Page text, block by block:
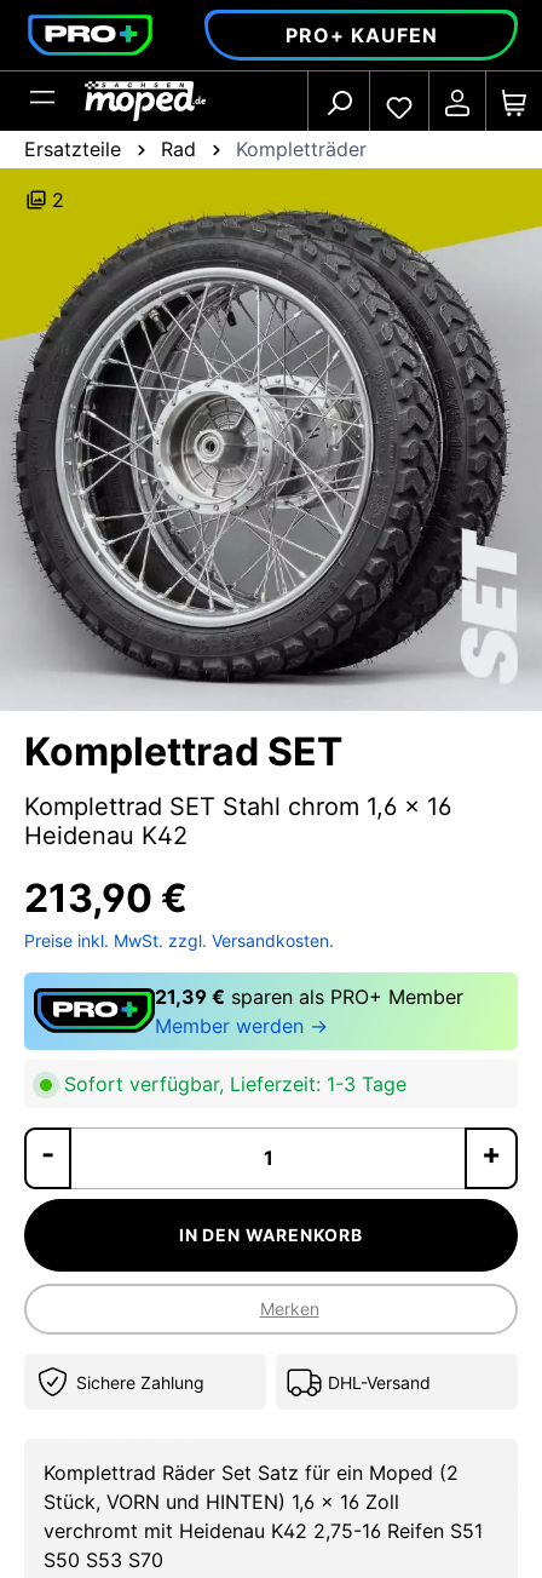
springen PRO+ KAUFEN
Ersatzteile Rad Kompletträder
2
Komplettrad SET
Komplettrad SET Stahl chrom 1,6 x 16
Heidenau K42
213,90 €
Preise inkl. MwSt. zzgl. Versandkosten.
21,39 € sparen als PRO+ Member
Member werden →
Sofort verfügbar, Lieferzeit: 1-3 Tage
IN DEN WARENKORB
Merken
Sichere Zahlung DHL-Versand
Komplettrad Räder Set Satz für ein Moped (2
Stück, VORN und HINTEN) 1,6 x 16 Zoll
verchromt mit Heidenau K42 2,75-16 Reifen S51
S50 S53 S70